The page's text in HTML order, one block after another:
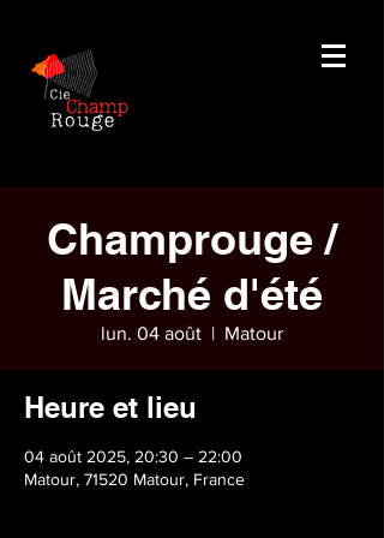
Champrouge /
Marché d'été
lun. 04 août
  |
Matour
Heure et lieu
04 août 2025, 20:30 – 22:00
Matour, 71520 Matour, France